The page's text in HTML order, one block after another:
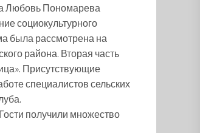
Любовь Пономарева
социокультурного
была рассмотрена на
района. Вторая часть
Присутствующие
специалистов сельских
получили множество